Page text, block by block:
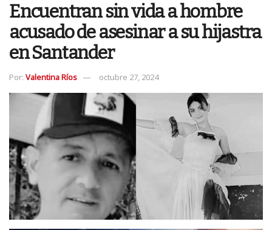
Encuentran sin vida a hombre
acusado de asesinar a su hijastra
en Santander
Por: Valentina Ríos octubre 27, 2024